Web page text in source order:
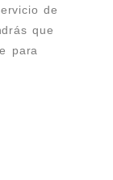
de
que
para